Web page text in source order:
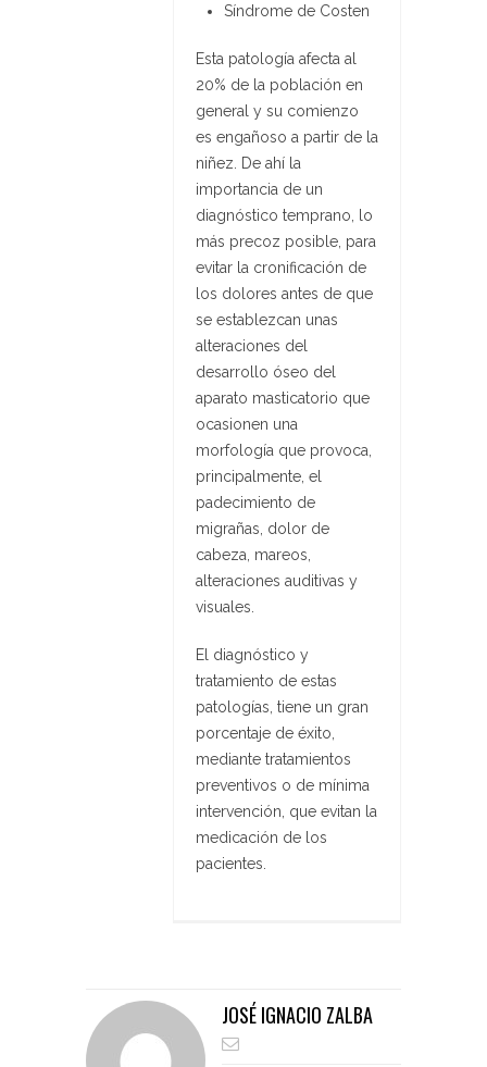
Síndrome de Costen
Esta patología afecta al
20% de la población en
general y su comienzo
es engañoso a partir de la
niñez. De ahí la
importancia de un
diagnóstico temprano, lo
más precoz posible, para
evitar la cronificación de
los dolores antes de que
se establezcan unas
alteraciones del
desarrollo óseo del
aparato masticatorio que
ocasionen una
morfología que provoca,
principalmente, el
padecimiento de
migrañas, dolor de
cabeza, mareos,
alteraciones auditivas y
visuales.
El diagnóstico y
tratamiento de estas
patologías, tiene un gran
porcentaje de éxito,
mediante tratamientos
preventivos o de mínima
intervención, que evitan la
medicación de los
pacientes.
JOSÉ IGNACIO ZALBA